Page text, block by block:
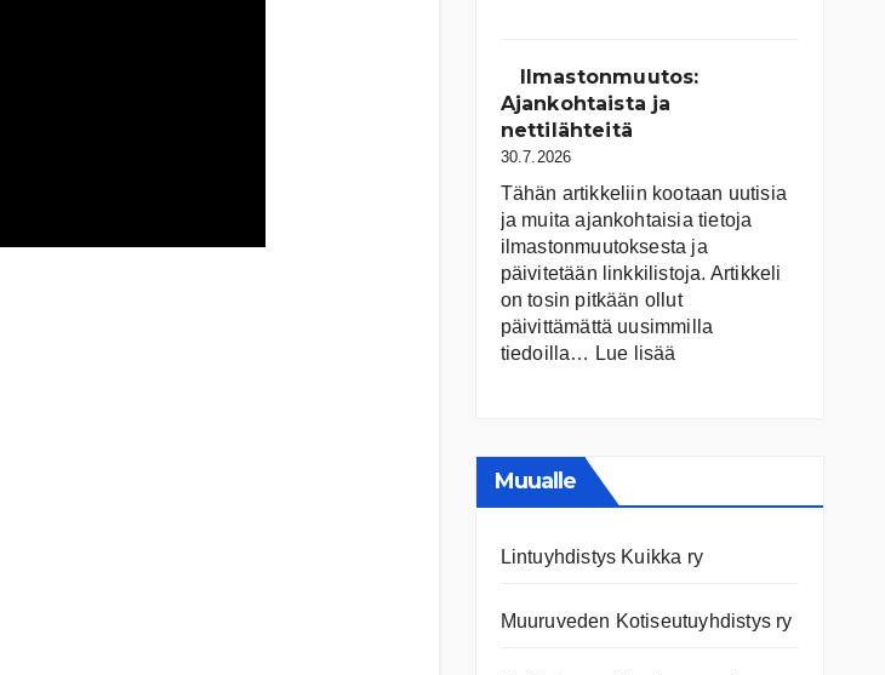
ja
niiden
tila
Ilmastonmuutos:
Ajankohtaista ja
nettilähteitä
30.7.2026
Tähän artikkeliin kootaan uutisia
ja muita ajankohtaisia tietoja
ilmastonmuutoksesta ja
päivitetään linkkilistoja. Artikkeli
on tosin pitkään ollut
päivittämättä uusimmilla
tiedoilla… Lue lisää
Muualle
Lintuyhdistys Kuikka ry
Muuruveden Kotiseutuyhdistys ry